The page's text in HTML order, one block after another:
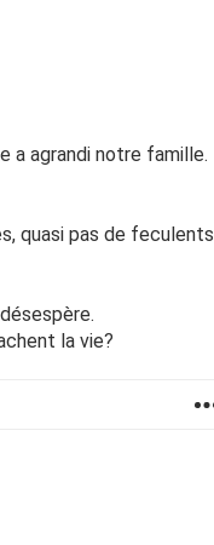
a agrandi notre famille.
quasi pas de feculents
la vie?